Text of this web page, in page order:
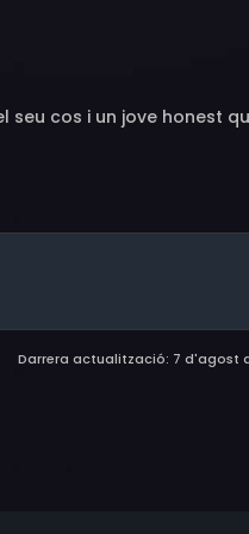
Adams, Harry Bowen,
Curtis, Claire Du Brey,
Ralph Hornbrook, Arthur
Payson, Lee Phelps,
Billie Van Every,
cos i un jove honest
Darrera actualització: 7 d'agost